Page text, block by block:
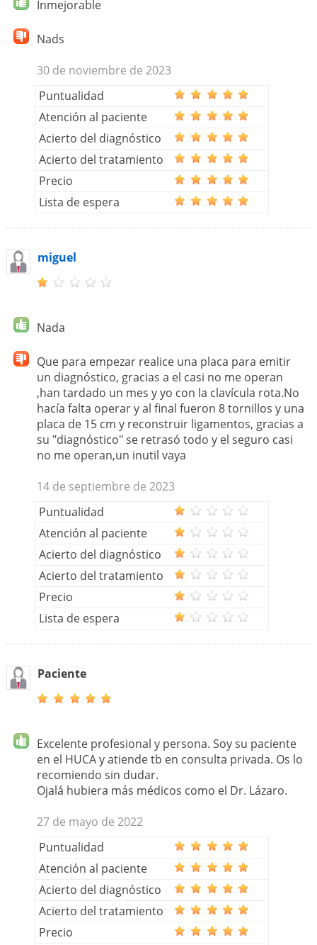
Inmejorable
Nads
30 de noviembre de 2023
Puntualidad
Atención al paciente
Acierto del diagnóstico
Acierto del tratamiento
Precio
Lista de espera
miguel
Nada
Que para empezar realice una placa para emitir
un diagnóstico, gracias a el casi no me operan
,han tardado un mes y yo con la clavícula rota.No
hacía falta operar y al final fueron 8 tornillos y una
placa de 15 cm y reconstruir ligamentos, gracias a
su "diagnóstico" se retrasó todo y el seguro casi
no me operan,un inutil vaya
14 de septiembre de 2023
Puntualidad
Atención al paciente
Acierto del diagnóstico
Acierto del tratamiento
Precio
Lista de espera
Paciente
Excelente profesional y persona. Soy su paciente
en el HUCA y atiende tb en consulta privada. Os lo
recomiendo sin dudar.
Ojalá hubiera más médicos como el Dr. Lázaro.
27 de mayo de 2022
Puntualidad
Atención al paciente
Acierto del diagnóstico
Acierto del tratamiento
Precio